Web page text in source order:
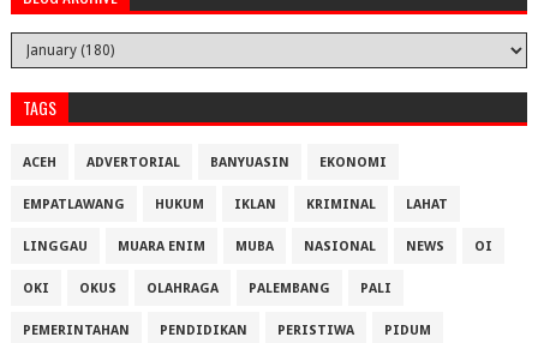
TAGS
ACEH ADVERTORIAL BANYUASIN EKONOMI
EMPATLAWANG HUKUM IKLAN KRIMINAL LAHAT
LINGGAU MUARA ENIM MUBA NASIONAL NEWS OI
OKI OKUS OLAHRAGA PALEMBANG PALI
PEMERINTAHAN PENDIDIKAN PERISTIWA PIDUM